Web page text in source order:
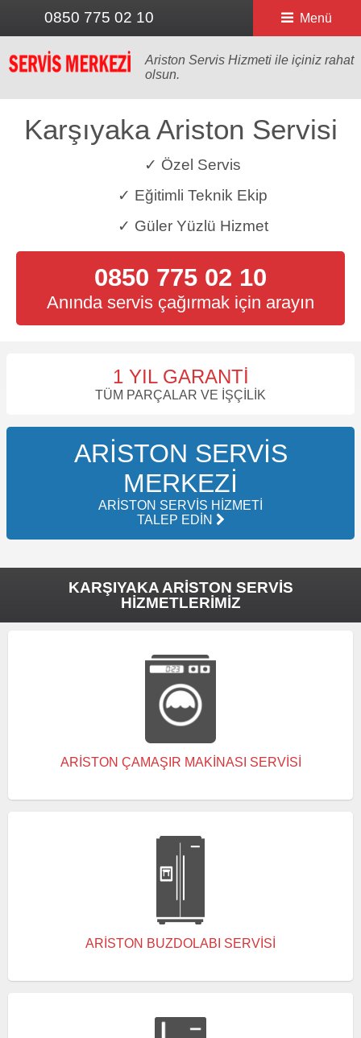
0850 775 02 10 Menü
Ariston Servis Hizmeti ile içiniz rahat
olsun.
Karşıyaka Ariston Servisi
✓ Özel Servis
✓ Eğitimli Teknik Ekip
✓ Güler Yüzlü Hizmet
0850 775 02 10
Anında servis çağırmak için arayın
1 YIL GARANTI
TÜM PARÇALAR VE İŞÇILIK
ARISTON SERVIS
MERKEZI
ARISTON SERVIS HIZMETI
TALEP EDIN
KARŞIYAKA ARISTON SERVIS
HIZMETLERIMIZ
ARISTON ÇAMAŞIR MAKINASI SERVISI
ARISTON BUZDOLABI SERVISI